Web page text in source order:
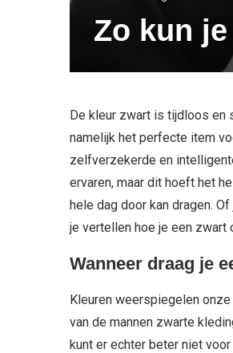
Zo kun
De kleur zwart is tijdloos en
namelijk het perfecte item
zelfverzekerde en
ervaren, maar dit hoeft het
hele dag door kan dragen.
je vertellen hoe je een zwart
Wanneer draag je
Kleuren weerspiegelen
van de mannen zwarte
kunt er echter beter niet